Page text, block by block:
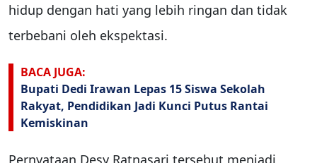
hidup dengan hati yang lebih ringan dan tidak
terbebani oleh ekspektasi.
BACA JUGA:
Bupati Dedi Irawan Lepas 15 Siswa Sekolah
Rakyat, Pendidikan Jadi Kunci Putus Rantai
Kemiskinan
Pernyataan Desy Ratnasari tersebut menjadi